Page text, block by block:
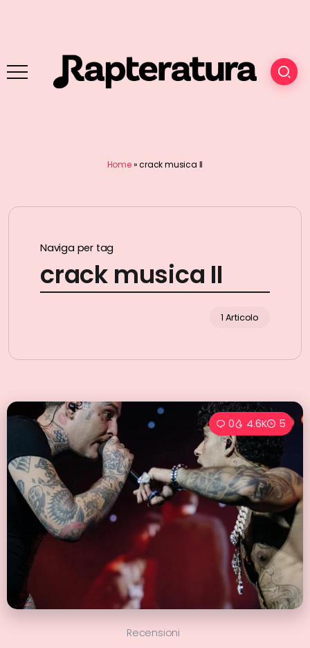
Home»crack musica II
Naviga per tag
crack musica II
1 Articolo
0 4.6K 5
Recensioni